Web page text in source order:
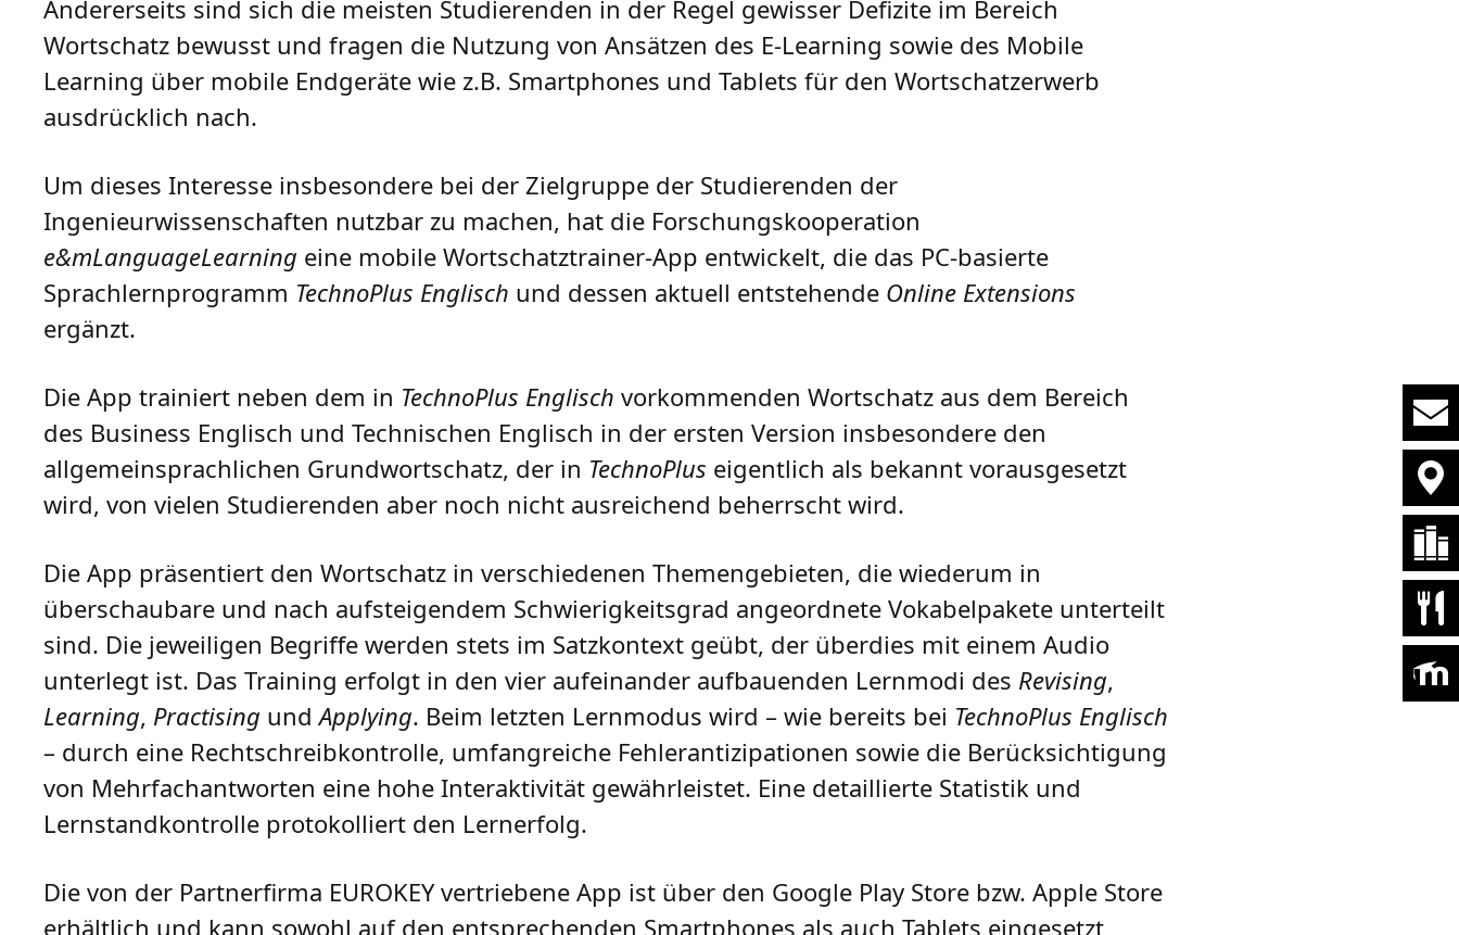
Andererseits sind sich die meisten Studierenden in der Regel gewisser Defizite im Bereich
Wortschatz bewusst und fragen die Nutzung von Ansätzen des E-Learning sowie des Mobile
Learning über mobile Endgeräte wie z.B. Smartphones und Tablets für den Wortschatzerwerb
ausdrücklich nach.
Um dieses Interesse insbesondere bei der Zielgruppe der Studierenden der
Ingenieurwissenschaften nutzbar zu machen, hat die Forschungskooperation
e&mLanguageLearning eine mobile Wortschatztrainer-App entwickelt, die das PC-basierte
Sprachlernprogramm TechnoPlus Englisch und dessen aktuell entstehende Online Extensions
ergänzt.
Die App trainiert neben dem in TechnoPlus Englisch vorkommenden Wortschatz aus dem Bereich
des Business Englisch und Technischen Englisch in der ersten Version insbesondere den
allgemeinsprachlichen Grundwortschatz, der in TechnoPlus eigentlich als bekannt vorausgesetzt
wird, von vielen Studierenden aber noch nicht ausreichend beherrscht wird.
Die App präsentiert den Wortschatz in verschiedenen Themengebieten, die wiederum in
überschaubare und nach aufsteigendem Schwierigkeitsgrad angeordnete Vokabelpakete unterteilt
sind. Die jeweiligen Begriffe werden stets im Satzkontext geübt, der überdies mit einem Audio
unterlegt ist. Das Training erfolgt in den vier aufeinander aufbauenden Lernmodi des Revising,
Learning, Practising undApplying. Beim letzten Lernmodus wird – wie bereits bei TechnoPlus Englisch
– durch eine Rechtschreibkontrolle, umfangreiche Fehlerantizipationen sowie die Berücksichtigung
von Mehrfachantworten eine hohe Interaktivität gewährleistet. Eine detaillierte Statistik und
Lernstandkontrolle protokolliert den Lernerfolg.
Die von der Partnerfirma EUROKEY vertriebene App ist über den Google Play Store bzw. Apple Store
erhältlich und kann sowohl auf den entsprechenden Smartphones als auch Tablets eingesetzt